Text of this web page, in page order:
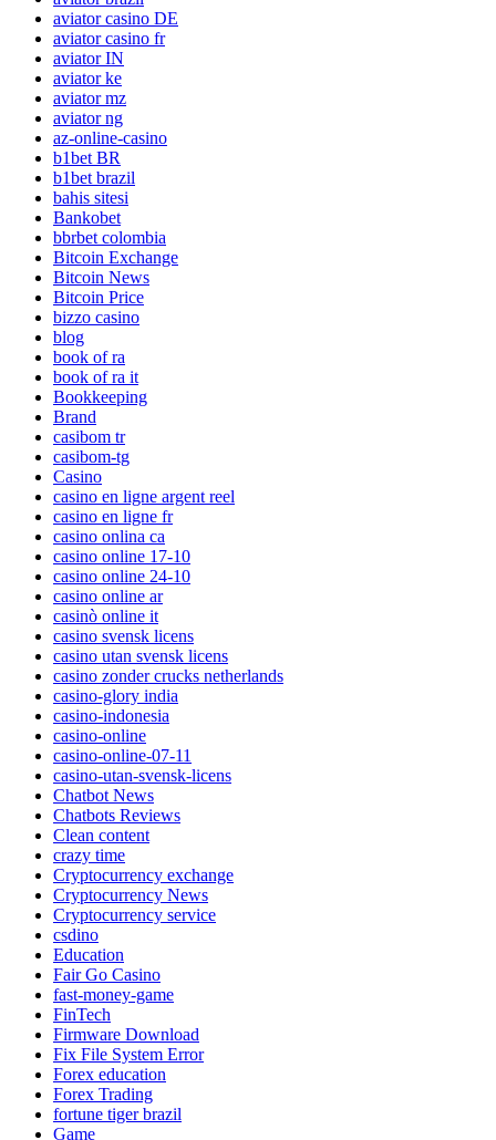
aviator casino DE
aviator casino fr
aviator IN
aviator ke
aviator mz
aviator ng
az-online-casino
b1bet BR
b1bet brazil
bahis sitesi
Bankobet
bbrbet colombia
Bitcoin Exchange
Bitcoin News
Bitcoin Price
bizzo casino
blog
book of ra
book of ra it
Bookkeeping
Brand
casibom tr
casibom-tg
Casino
casino en ligne argent reel
casino en ligne fr
casino onlina ca
casino online 17-10
casino online 24-10
casino online ar
casinò online it
casino svensk licens
casino utan svensk licens
casino zonder crucks netherlands
casino-glory india
casino-indonesia
casino-online
casino-online-07-11
casino-utan-svensk-licens
Chatbot News
Chatbots Reviews
Clean content
crazy time
Cryptocurrency exchange
Cryptocurrency News
Cryptocurrency service
csdino
Education
Fair Go Casino
fast-money-game
FinTech
Firmware Download
Fix File System Error
Forex education
Forex Trading
fortune tiger brazil
Game